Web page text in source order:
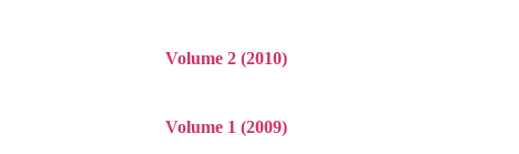
Volume 2 (2010)
Volume 1 (2009)